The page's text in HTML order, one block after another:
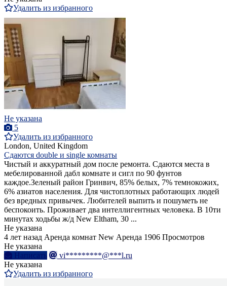
Удалить из избранного
Не указана
5
Удалить из избранного
London, United Kingdom
Сдаются double и single комнаты
Чистый и аккуратный дом после ремонта. Сдаются места в
мебелированной дабл комнате и сигл по 90 фунтов
каждое.Зеленый район Гринвич, 85% белых, 7% темнокожих,
6% азиатов населения. Для чистоплотных работающих людей
без вредных привычек. Любителей выпить и пошуметь не
беспокоить. Проживает два интеллигентных человека. В 10ти
минутах ходьбы ж/д New Eltham, 30 ...
Не указана
4 лет назад Аренда комнат New Аренда 1906 Просмотров
Не указана
Написать
vi*********@***l.ru
Не указана
Удалить из избранного